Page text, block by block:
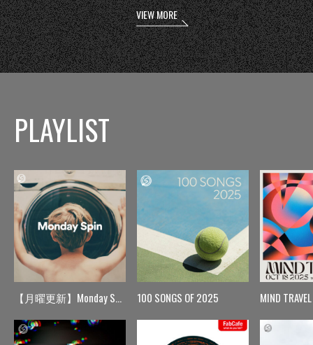
VIEW MORE
PLAYLIST
【月曜更新】Monday Spin 100 SONGS OF 2025 MIND TRAVEL